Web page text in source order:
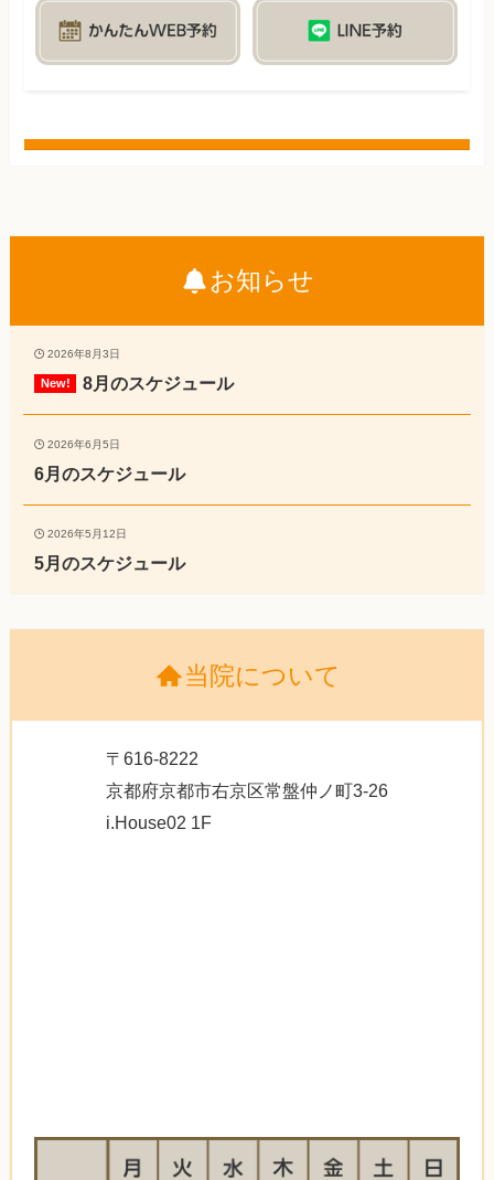
お知らせ
2026年8月3日
8月のスケジュール
2026年6月5日
6月のスケジュール
2026年5月12日
5月のスケジュール
当院について
〒616-8222
京都府京都市右京区常盤仲ノ町3-26
i.House02 1F